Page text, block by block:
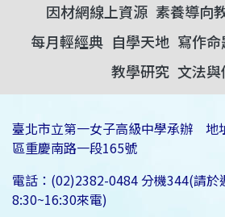
因材網線上資源 素養導向
每月輕經典 自學天地 寫作命
教學研究 文法
臺北市立第一女子高級中學承辦 地
區重慶南路一段165號
電話：(02)2382-0484 分機344(請於
8:30~16:30來電)